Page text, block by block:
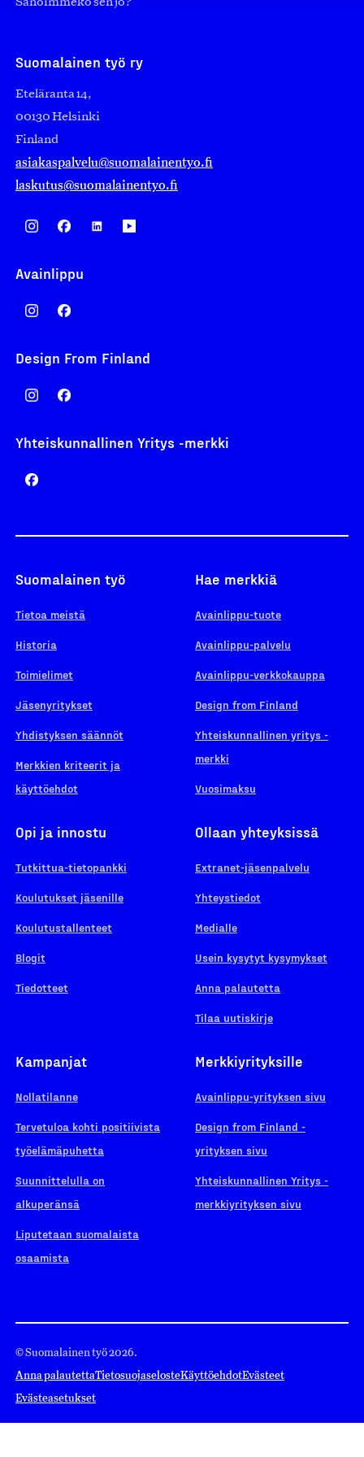
Sanoimmeko sen jo?
Suomalainen työ ry
Eteläranta 14,
00130 Helsinki
Finland
asiakaspalvelu@suomalainentyo.fi
laskutus@suomalainentyo.fi
Avainlippu
Design From Finland
Yhteiskunnallinen Yritys -merkki
Suomalainen työ
Tietoa meistä
Historia
Toimielimet
Jäsenyritykset
Yhdistyksen säännöt
Merkkien kriteerit ja
käyttöehdot
Hae merkkiä
Avainlippu-tuote
Avainlippu-palvelu
Avainlippu-verkkokauppa
Design from Finland
Yhteiskunnallinen yritys -
merkki
Vuosimaksu
Opi ja innostu
Tutkittua-tietopankki
Koulutukset jäsenille
Koulutustallenteet
Blogit
Tiedotteet
Ollaan yhteyksissä
Extranet-jäsenpalvelu
Yhteystiedot
Medialle
Usein kysytyt kysymykset
Anna palautetta
Tilaa uutiskirje
Kampanjat
Nollatilanne
Tervetuloa kohti positiivista
työelämäpuhetta
Suunnittelulla on
alkuperänsä
Liputetaan suomalaista
osaamista
Merkkiyrityksille
Avainlippu-yrityksen sivu
Design from Finland -
yrityksen sivu
Yhteiskunnallinen Yritys -
merkkiyrityksen sivu
© Suomalainen työ 2026.
Anna palautettaTietosuojaselosteKäyttöehdotEvästeet
Evästeasetukset